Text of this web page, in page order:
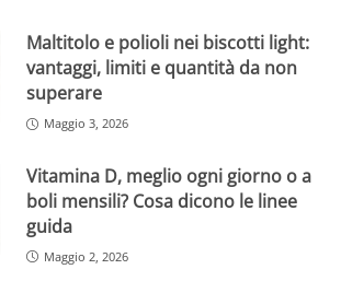
Maltitolo e polioli nei biscotti light:
vantaggi, limiti e quantità da non
superare
Maggio 3, 2026
Vitamina D, meglio ogni giorno o a
boli mensili? Cosa dicono le linee
guida
Maggio 2, 2026